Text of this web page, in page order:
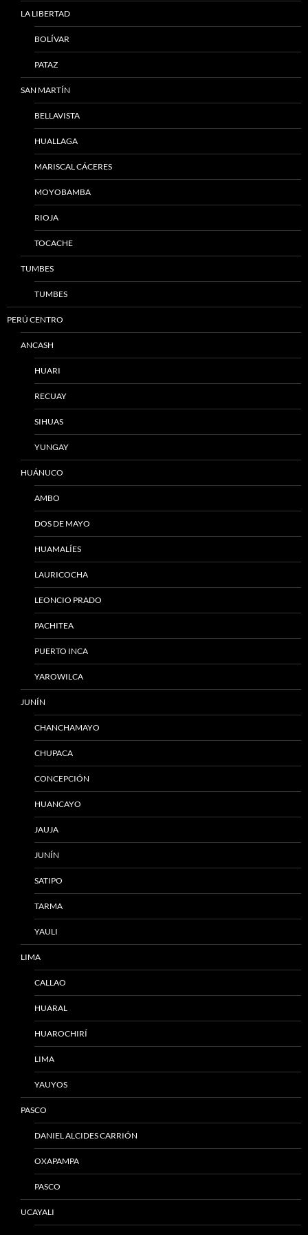
LA LIBERTAD
BOLÍVAR
PATAZ
SAN MARTÍN
BELLAVISTA
HUALLAGA
MARISCAL CÁCERES
MOYOBAMBA
RIOJA
TOCACHE
TUMBES
TUMBES
PERÚ CENTRO
ANCASH
HUARI
RECUAY
SIHUAS
YUNGAY
HUÁNUCO
AMBO
DOS DE MAYO
HUAMALÍES
LAURICOCHA
LEONCIO PRADO
PACHITEA
PUERTO INCA
YAROWILCA
JUNÍN
CHANCHAMAYO
CHUPACA
CONCEPCIÓN
HUANCAYO
JAUJA
JUNÍN
SATIPO
TARMA
YAULI
LIMA
CALLAO
HUARAL
HUAROCHIRÍ
LIMA
YAUYOS
PASCO
DANIEL ALCIDES CARRIÓN
OXAPAMPA
PASCO
UCAYALI